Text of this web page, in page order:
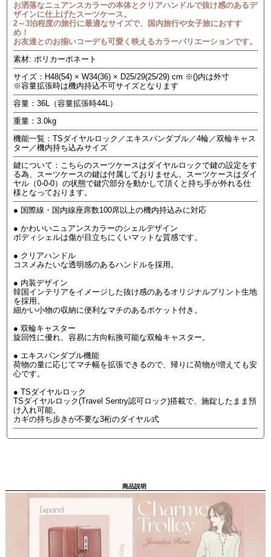
お洒落なニュアンスカラーの本体とクリアハンドルで抜け感のあるデ
ザインに仕上げたスーツケース。
2～3泊程度の旅行に最適なサイズで、国内旅行や女子旅におすす
め！
お友達とのお揃いコーデも可愛く映えるカラーバリエーションです。
素材: ポリカーボネート
サイズ：H48(54) × W34(36) × D25/29(25/29) cm ※()内は外寸
※容量拡張時は機内持込不可サイズとなります
容量：36L（容量拡張時44L）
重量：3.0kg
機能一覧：TSダイヤルロック／エキスパンダブル／4輪／双輪キャス
ター／機内持ち込みサイズ
鍵について：こちらのスーツケースはダイヤルロックで鍵の設定をす
る為、スーツケースの鍵は付属しておりません。スーツケースはダイ
ヤル（0-0-0）の状態で鍵穴部分を動かして頂くと持ち手が外れる仕
様となっております。
● 国際線・国内線座席数100席以上の機内持込みに対応
● かわいいニュアンスカラーのシェルデザイン
ボディシェルは傷が目立ちにくいマットな質感です。
● クリアハンドル
コスメみたいな透明感のあるハンドルを採用。
● 内装デザイン
韓国インテリアをイメージした抜け感のあるオリジナルプリント生地
を採用。
細かい小物の収納に便利なマチのあるポケット付き。
● 双輪キャスター
旋回性に優れ、容易に方向転換可能な双輪キャスター。
● エキスパンダブル機能
荷物の量に応じてマチ幅を拡張できるので、帰りに荷物が増えても安
心です。
● TSダイヤルロック
TSダイヤルロック(Travel Sentry認可ロック)搭載で、施錠したまま預
け入れ可能。
カギの持ち歩きが不要な3桁のダイヤル式
商品説明